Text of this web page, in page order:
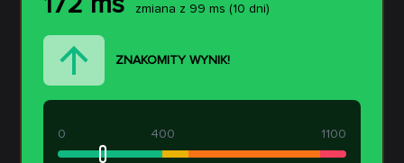
zmiana z 99 ms (10 dni)
ZNAKOMITY WYNIK!
400
0 1100